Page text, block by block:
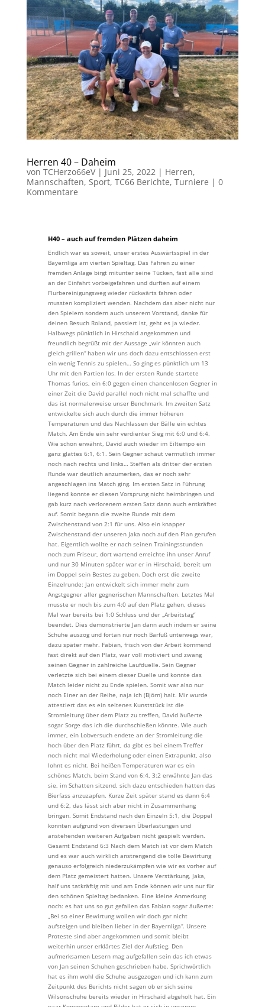
Herren 40 – Daheim
von TCHerzo66eV| Juni 25, 2022 | Herren,
Mannschaften, Sport, TC66 Berichte, Turniere | 0
Kommentare
H40 – auch auf fremden Plätzen daheim
Endlich war es soweit, unser erstes Auswärtsspiel in der
Bayernliga am vierten Spieltag. Das Fahren zu einer
fremden Anlage birgt mitunter seine Tücken, fast alle sind
an der Einfahrt vorbeigefahren und durften auf einem
Flurbereinigungsweg wieder rückwärts fahren oder
mussten kompliziert wenden. Nachdem das aber nicht nur
den Spielern sondern auch unserem Vorstand, danke für
deinen Besuch Roland, passiert ist, geht es ja wieder.
Halbwegs pünktlich in Hirschaid angekommen und
freundlich begrüßt mit der Aussage „wir könnten auch
gleich grillen“ haben wir uns doch dazu entschlossen erst
ein wenig Tennis zu spielen… So ging es pünktlich um 13
Uhr mit den Partien los. In der ersten Runde startete
Thomas furios, ein 6:0 gegen einen chancenlosen Gegner in
einer Zeit die David parallel noch nicht mal schaffte und
das ist normalerweise unser Benchmark. Im zweiten Satz
entwickelte sich auch durch die immer höheren
Temperaturen und das Nachlassen der Bälle ein echtes
Match. Am Ende ein sehr verdienter Sieg mit 6:0 und 6:4.
Wie schon erwähnt, David auch wieder im Eiltempo ein
ganz glattes 6:1, 6:1. Sein Gegner schaut vermutlich immer
noch nach rechts und links… Steffen als dritter der ersten
Runde war deutlich anzumerken, das er noch sehr
angeschlagen ins Match ging. Im ersten Satz in Führung
liegend konnte er diesen Vorsprung nicht heimbringen und
gab kurz nach verlorenem ersten Satz dann auch entkräftet
auf. Somit begann die zweite Runde mit dem
Zwischenstand von 2:1 für uns. Also ein knapper
Zwischenstand der unseren Jaka noch auf den Plan gerufen
hat. Eigentlich wollte er nach seinen Trainingsstunden
noch zum Friseur, dort wartend erreichte ihn unser Anruf
und nur 30 Minuten später war er in Hirschaid, bereit um
im Doppel sein Bestes zu geben. Doch erst die zweite
Einzelrunde: Jan entwickelt sich immer mehr zum
Angstgegner aller gegnerischen Mannschaften. Letztes Mal
musste er noch bis zum 4:0 auf den Platz gehen, dieses
Mal war bereits bei 1:0 Schluss und der „Arbeitstag“
beendet. Dies demonstrierte Jan dann auch indem er seine
Schuhe auszog und fortan nur noch Barfuß unterwegs war,
dazu später mehr. Fabian, frisch von der Arbeit kommend
fast direkt auf den Platz, war voll motiviert und zwang
seinen Gegner in zahlreiche Laufduelle. Sein Gegner
verletzte sich bei einem dieser Duelle und konnte das
Match leider nicht zu Ende spielen. Somit war also nur
noch Einer an der Reihe, naja ich (Björn) halt. Mir wurde
attestiert das es ein seltenes Kunststück ist die
Stromleitung über dem Platz zu treffen, David äußerte
sogar Sorge das ich die durchschießen könnte. Wie auch
immer, ein Lobversuch endete an der Stromleitung die
hoch über den Platz führt, da gibt es bei einem Treffer
noch nicht mal Wiederholung oder einen Extrapunkt, also
lohnt es nicht. Bei heißen Temperaturen war es ein
schönes Match, beim Stand von 6:4, 3:2 erwähnte Jan das
sie, im Schatten sitzend, sich dazu entschieden hatten das
Bierfass anzuzapfen. Kurze Zeit später stand es dann 6:4
und 6:2, das lässt sich aber nicht in Zusammenhang
bringen. Somit Endstand nach den Einzeln 5:1, die Doppel
konnten aufgrund von diversen Überlastungen und
anstehenden weiteren Aufgaben nicht gespielt werden.
Gesamt Endstand 6:3 Nach dem Match ist vor dem Match
und es war auch wirklich anstrengend die tolle Bewirtung
genauso erfolgreich niederzukämpfen wie wir es vorher auf
dem Platz gemeistert hatten. Unsere Verstärkung, Jaka,
half uns tatkräftig mit und am Ende können wir uns nur für
den schönen Spieltag bedanken. Eine kleine Anmerkung
noch: es hat uns so gut gefallen das Fabian sogar äußerte:
„Bei so einer Bewirtung wollen wir doch gar nicht
aufsteigen und bleiben lieber in der Bayernliga“. Unsere
Proteste sind aber angekommen und somit bleibt
weiterhin unser erklärtes Ziel der Aufstieg. Den
aufmerksamen Lesern mag aufgefallen sein das ich etwas
von Jan seinen Schuhen geschrieben habe. Sprichwörtlich
hat es ihm wohl die Schuhe ausgezogen und ich kann zum
Zeitpunkt des Berichts nicht sagen ob er sich seine
Wilsonschuhe bereits wieder in Hirschaid abgeholt hat. Ein